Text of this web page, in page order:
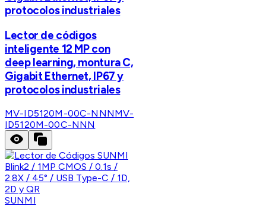
protocolos industriales
Lector de códigos
inteligente 12 MP con
deep learning, montura C,
Gigabit Ethernet, IP67 y
protocolos industriales
MV-ID5120M-00C-NNNMV-
ID5120M-00C-NNN
SUNMI